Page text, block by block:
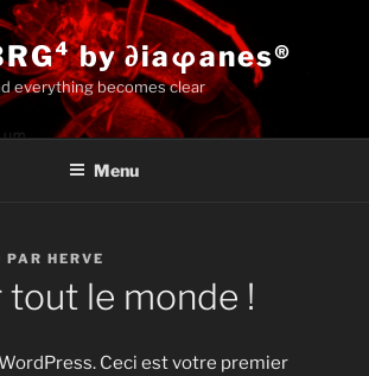
3
by ∂iaφanes®
everything becomes clear
Menu
PAR HERVE
tout le monde !
Ceci est votre premier